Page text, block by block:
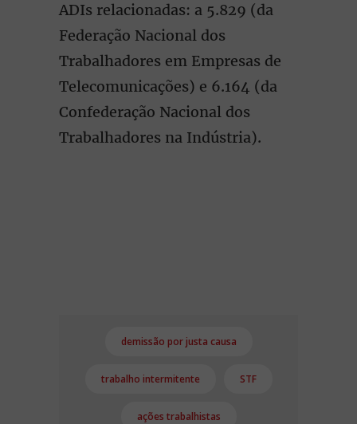
ADIs relacionadas: a 5.829 (da
Federação Nacional dos
Trabalhadores em Empresas de
Telecomunicações) e 6.164 (da
Confederação Nacional dos
Trabalhadores na Indústria).
demissão por justa causa
trabalho intermitente STF
ações trabalhistas